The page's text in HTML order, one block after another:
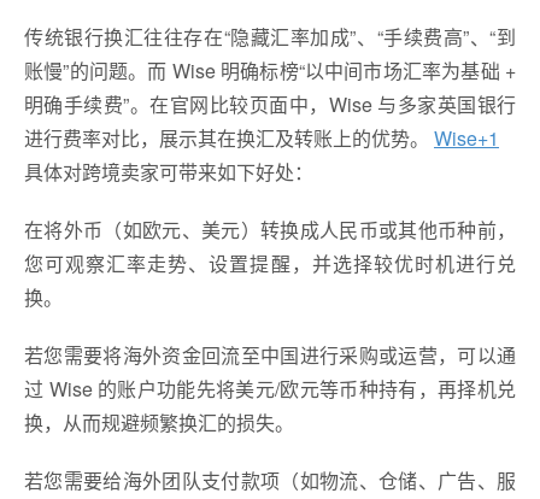
传统银行换汇往往存在“隐藏汇率加成”、“手续费高”、“到
账慢”的问题。而 Wise 明确标榜“以中间市场汇率为基础 +
明确手续费”。在官网比较页面中，Wise 与多家英国银行
进行费率对比，展示其在换汇及转账上的优势。 Wise+1
具体对跨境卖家可带来如下好处：
在将外币（如欧元、美元）转换成人民币或其他币种前，
您可观察汇率走势、设置提醒，并选择较优时机进行兑
换。
若您需要将海外资金回流至中国进行采购或运营，可以通
过 Wise 的账户功能先将美元/欧元等币种持有，再择机兑
换，从而规避频繁换汇的损失。
若您需要给海外团队支付款项（如物流、仓储、广告、服